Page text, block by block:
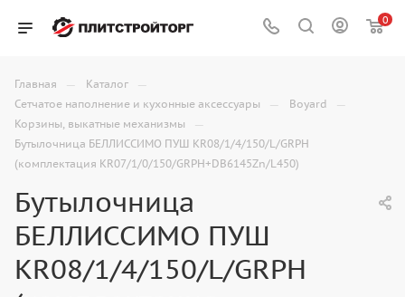
0
Главная — Каталог —
Сетчатое наполнение и кухонные аксессуары — Boyard —
Корзины, выкатные механизмы —
Бутылочница БЕЛЛИССИМО ПУШ KR08/1/4/150/L/GRPH
(комплектация KR07/1/0/150/GRPH+DB6145Zn/L450)
Бутылочница
БЕЛЛИССИМО ПУШ
KR08/1/4/150/L/GRPH